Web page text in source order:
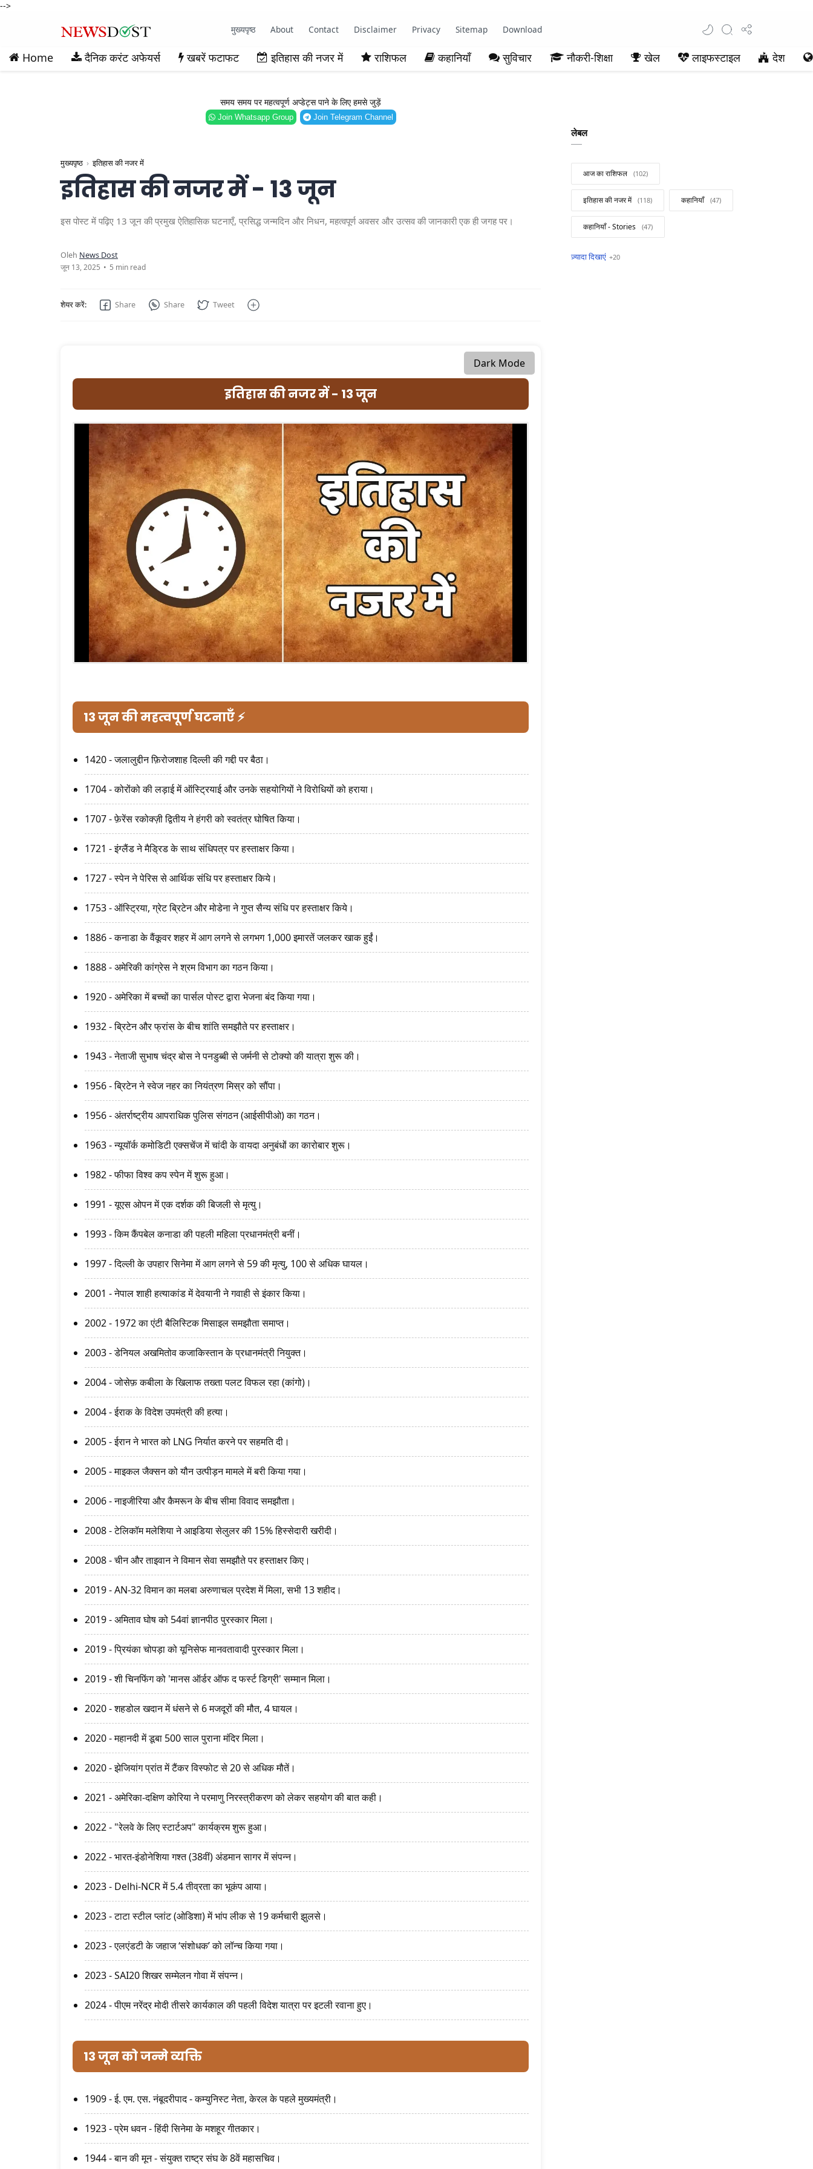
-->
मुख्यपृष्ठ About Contact Disclaimer Privacy Sitemap Download
Home दैनिक करंट अफेयर्स खबरें फटाफट इतिहास की नजर में राशिफल कहानियाँ सुविचार नौकरी-शिक्षा खेल लाइफस्टाइल देश
समय समय पर महत्वपूर्ण अप्डेट्स पाने के लिए हमसे जुड़ें
Join Whatsapp Group Join Telegram Channel
मुख्यपृष्ठ इतिहास की नजर में
इतिहास की नजर में - 13 जून
इस पोस्ट में पढ़िए 13 जून की प्रमुख ऐतिहासिक घटनाएँ, प्रसिद्ध जन्मदिन और निधन, महत्वपूर्ण अवसर और उत्सव की जानकारी एक ही जगह पर।
5 min read
Dark Mode
इतिहास की नजर में - 13 जून
13 जून की महत्वपूर्ण घटनाएँ ⚡
1420 - जलालुद्दीन फ़िरोजशाह दिल्ली की गद्दी पर बैठा।
1704 - कोरोंको की लड़ाई में ऑस्ट्रियाई और उनके सहयोगियों ने विरोधियों को हराया।
1707 - फ़ेरेंस रकोक्ज़ी द्वितीय ने हंगरी को स्वतंत्र घोषित किया।
1721 - इंग्लैंड ने मैड्रिड के साथ संधिपत्र पर हस्ताक्षर किया।
1727 - स्पेन ने पेरिस से आर्थिक संधि पर हस्ताक्षर किये।
1753 - ऑस्ट्रिया, ग्रेट ब्रिटेन और मोडेना ने गुप्त सैन्य संधि पर हस्ताक्षर किये।
1886 - कनाडा के वैंकूवर शहर में आग लगने से लगभग 1,000 इमारतें जलकर खाक हुईं।
1888 - अमेरिकी कांग्रेस ने श्रम विभाग का गठन किया।
1920 - अमेरिका में बच्चों का पार्सल पोस्ट द्वारा भेजना बंद किया गया।
1932 - ब्रिटेन और फ्रांस के बीच शांति समझौते पर हस्ताक्षर।
1943 - नेताजी सुभाष चंद्र बोस ने पनडुब्बी से जर्मनी से टोक्यो की यात्रा शुरू की।
1956 - ब्रिटेन ने स्वेज नहर का नियंत्रण मिस्र को सौंपा।
1956 - अंतर्राष्ट्रीय आपराधिक पुलिस संगठन (आईसीपीओ) का गठन।
1963 - न्यूयॉर्क कमोडिटी एक्सचेंज में चांदी के वायदा अनुबंधों का कारोबार शुरू।
1982 - फीफा विश्व कप स्पेन में शुरू हुआ।
1991 - यूएस ओपन में एक दर्शक की बिजली से मृत्यु।
1993 - किम कैंपबेल कनाडा की पहली महिला प्रधानमंत्री बनीं।
1997 - दिल्ली के उपहार सिनेमा में आग लगने से 59 की मृत्यु, 100 से अधिक घायल।
2001 - नेपाल शाही हत्याकांड में देवयानी ने गवाही से इंकार किया।
2002 - 1972 का एंटी बैलिस्टिक मिसाइल समझौता समाप्त।
2003 - डेनियल अखमितोव कजाकिस्तान के प्रधानमंत्री नियुक्त।
2004 - जोसेफ़ कबीला के खिलाफ तख्ता पलट विफल रहा (कांगो)।
2004 - ईराक के विदेश उपमंत्री की हत्या।
2005 - ईरान ने भारत को LNG निर्यात करने पर सहमति दी।
2005 - माइकल जैक्सन को यौन उत्पीड़न मामले में बरी किया गया।
2006 - नाइजीरिया और कैमरून के बीच सीमा विवाद समझौता।
2008 - टेलिकॉम मलेशिया ने आइडिया सेलुलर की 15% हिस्सेदारी खरीदी।
2008 - चीन और ताइवान ने विमान सेवा समझौते पर हस्ताक्षर किए।
2019 - AN-32 विमान का मलबा अरुणाचल प्रदेश में मिला, सभी 13 शहीद।
2019 - अमिताव घोष को 54वां ज्ञानपीठ पुरस्कार मिला।
2019 - प्रियंका चोपड़ा को यूनिसेफ मानवतावादी पुरस्कार मिला।
2019 - शी चिनफिंग को 'मानस ऑर्डर ऑफ द फर्स्ट डिग्री' सम्मान मिला।
2020 - शहडोल खदान में धंसने से 6 मजदूरों की मौत, 4 घायल।
2020 - महानदी में डूबा 500 साल पुराना मंदिर मिला।
2020 - झेजियांग प्रांत में टैंकर विस्फोट से 20 से अधिक मौतें।
2021 - अमेरिका-दक्षिण कोरिया ने परमाणु निरस्त्रीकरण को लेकर सहयोग की बात कही।
2022 - "रेलवे के लिए स्टार्टअप" कार्यक्रम शुरू हुआ।
2022 - भारत-इंडोनेशिया गश्त (38वीं) अंडमान सागर में संपन्न।
2023 - Delhi-NCR में 5.4 तीव्रता का भूकंप आया।
2023 - टाटा स्टील प्लांट (ओडिशा) में भांप लीक से 19 कर्मचारी झुलसे।
2023 - एलएंडटी के जहाज ‘संशोधक’ को लॉन्च किया गया।
2023 - SAI20 शिखर सम्मेलन गोवा में संपन्न।
2024 - पीएम नरेंद्र मोदी तीसरे कार्यकाल की पहली विदेश यात्रा पर इटली रवाना हुए।
13 जून को जन्मे व्यक्ति
1909 - ई. एम. एस. नंबूदरीपाद - कम्युनिस्ट नेता, केरल के पहले मुख्यमंत्री।
1923 - प्रेम धवन - हिंदी सिनेमा के मशहूर गीतकार।
1944 - बान की मून - संयुक्त राष्ट्र संघ के 8वें महासचिव।
लेबल
आज का राशिफल
इतिहास की नजर में कहानियाँ
कहानियाँ - Stories
खबरें फटाफट